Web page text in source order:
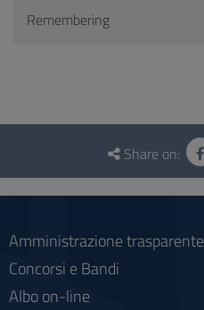
Remembering
Questionnaire
social
Share on:
Amministrazione trasparente
Concorsi e Bandi
Albo on-line